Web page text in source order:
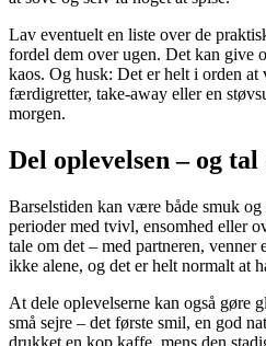
Lav eventuelt en liste over de
fordel dem over ugen. Det kan give
kaos. Og husk: Det er helt i orden
færdigretter, take-away eller en
morgen.
Del oplevelsen – og
Barselstiden kan være både smuk
perioder med tvivl, ensomhed eller
tale om det – med partneren, venner
ikke alene, og det er helt normalt at
At dele oplevelserne kan også gøre
små sejre – det første smil, en god
drukket en kop kaffe, mens den